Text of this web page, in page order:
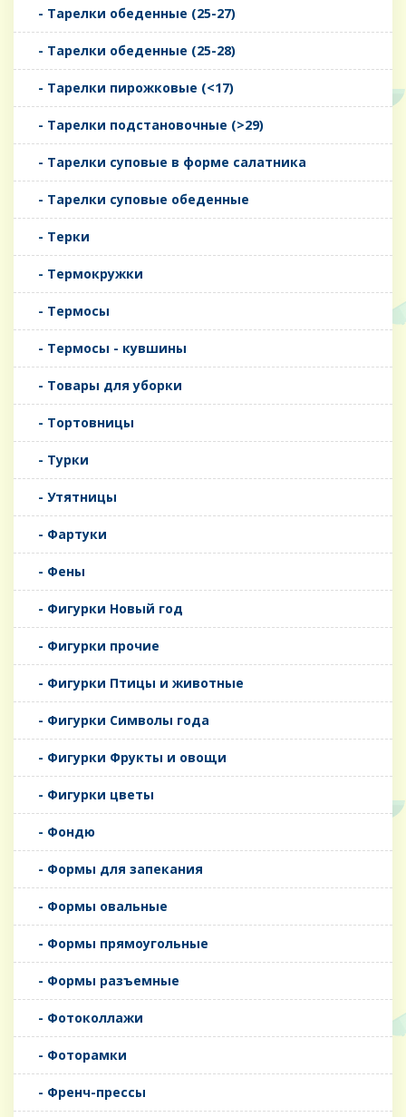
- Тарелки обеденные (25-27)
- Тарелки обеденные (25-28)
- Тарелки пирожковые (<17)
- Тарелки подстановочные (>29)
- Тарелки суповые в форме салатника
- Тарелки суповые обеденные
- Терки
- Термокружки
- Термосы
- Термосы - кувшины
- Товары для уборки
- Тортовницы
- Турки
- Утятницы
- Фартуки
- Фены
- Фигурки Новый год
- Фигурки прочие
- Фигурки Птицы и животные
- Фигурки Символы года
- Фигурки Фрукты и овощи
- Фигурки цветы
- Фондю
- Формы для запекания
- Формы овальные
- Формы прямоугольные
- Формы разъемные
- Фотоколлажи
- Фоторамки
- Френч-прессы